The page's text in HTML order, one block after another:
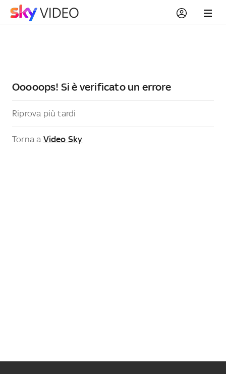
Ooooops! Si è verificato un errore
Riprova più tardi
Torna a Video Sky